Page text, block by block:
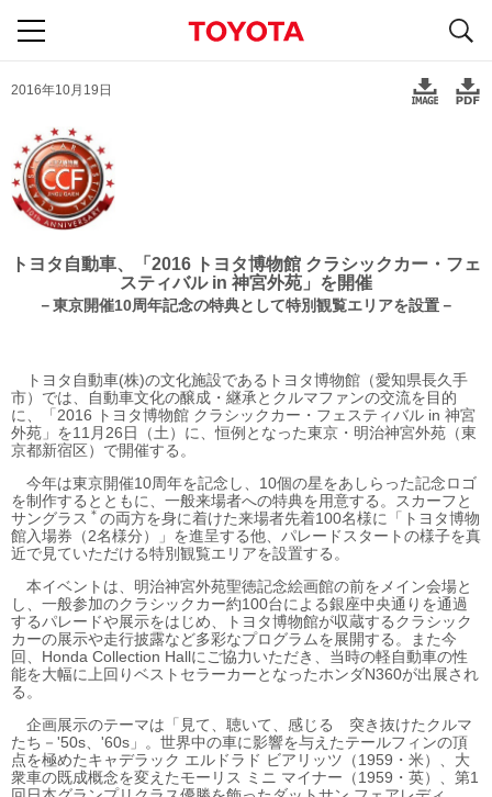
2016年10月19日
トヨタ自動車、「2016 トヨタ博物館 クラシックカー・フェ
スティバル in 神宮外苑」を開催
－東京開催10周年記念の特典として特別観覧エリアを設置－
トヨタ自動車(株)の文化施設であるトヨタ博物館（愛知県長久手
市）では、自動車文化の醸成・継承とクルマファンの交流を目的
に、「2016 トヨタ博物館 クラシックカー・フェスティバル in 神宮
外苑」を11月26日（土）に、恒例となった東京・明治神宮外苑（東
京都新宿区）で開催する。
今年は東京開催10周年を記念し、10個の星をあしらった記念ロゴ
を制作するとともに、一般来場者への特典を用意する。スカーフと
サングラス ＊ の両方を身に着けた来場者先着100名様に「トヨタ博物
館入場券（2名様分）」を進呈する他、パレードスタートの様子を真
近で見ていただける特別観覧エリアを設置する。
本イベントは、明治神宮外苑聖徳記念絵画館の前をメイン会場と
し、一般参加のクラシックカー約100台による銀座中央通りを通過
するパレードや展示をはじめ、トヨタ博物館が収蔵するクラシック
カーの展示や走行披露など多彩なプログラムを展開する。また今
回、Honda Collection Hallにご協力いただき、当時の軽自動車の性
能を大幅に上回りベストセラーカーとなったホンダN360が出展され
る。
企画展示のテーマは「見て、聴いて、感じる 突き抜けたクルマ
たち－'50s、'60s」。世界中の車に影響を与えたテールフィンの頂
点を極めたキャデラック エルドラド ビアリッツ（1959・米）、大
衆車の既成概念を変えたモーリス ミニ マイナー（1959・英）、第1